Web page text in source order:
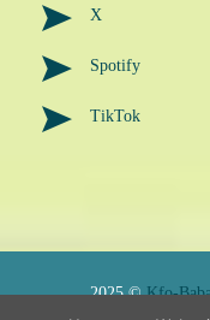
 X
 Spotify
 TikTok
2025 ©Kfo-